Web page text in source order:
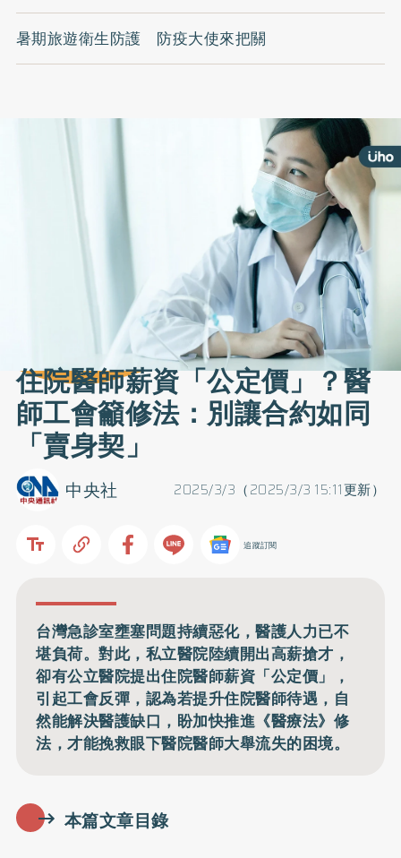
暑期旅遊衛生防護 防疫大使來把關
住院醫師薪資「公定價」？醫
師工會籲修法：別讓合約如同
「賣身契」
2025/3/3（2025/3/3 15:11更新）
中央社
追蹤訂閱
台灣急診室壅塞問題持續惡化，醫護人力已不
堪負荷。對此，私立醫院陸續開出高薪搶才，
卻有公立醫院提出住院醫師薪資「公定價」，
引起工會反彈，認為若提升住院醫師待遇，自
然能解決醫護缺口，盼加快推進《醫療法》修
法，才能挽救眼下醫院醫師大舉流失的困境。
本篇文章目錄